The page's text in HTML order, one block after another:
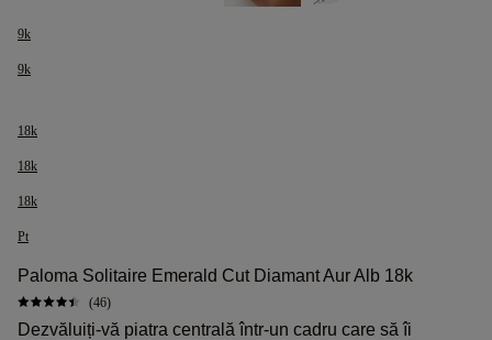
9k
9k
18k
18k
18k
Pt
Paloma Solitaire Emerald Cut Diamant Aur Alb 18k
(46)
Dezvăluiți-vă piatra centrală într-un cadru care să îi